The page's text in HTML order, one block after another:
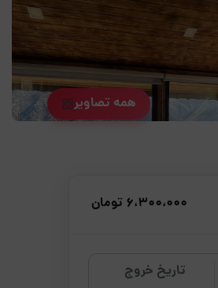
همه تصاویر
6،300،000 تومان
تاریخ خروج